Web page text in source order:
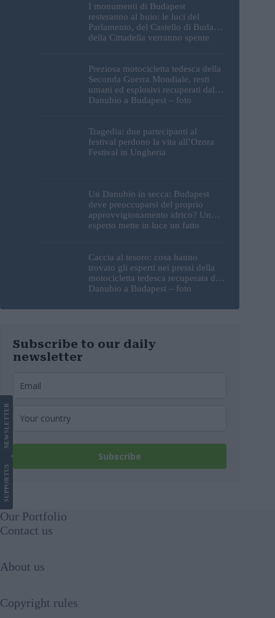
I monumenti di Budapest
resteranno al buio: le luci del
Parlamento, del Castello di Buda e
della Cittadella verranno spente
Preziosa motocicletta tedesca della
Seconda Guerra Mondiale, resti
umani ed esplosivi recuperati dal
Danubio a Budapest – foto
Tragedia: due partecipanti al
festival perdono la vita all’Ozora
Festival in Ungheria
Un Danubio in secca: Budapest
deve preoccuparsi del proprio
approvvigionamento idrico? Un
esperto mette in luce un fatto
Caccia al tesoro: cosa hanno
trovato gli esperti nei pressi della
motocicletta tedesca recuperata dal
Danubio a Budapest – foto
Subscribe to our daily
newsletter
Subscribe
SUPPORT
US
NEWS
LETTER
Our Portfolio
Contact us
About us
Copyright rules